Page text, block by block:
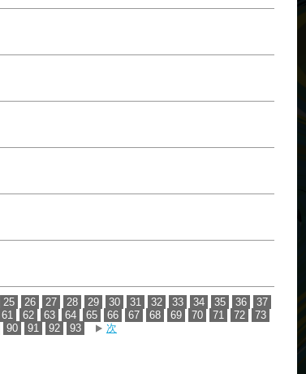
25 26 27 28 29 30 31 32 33 34 35 36
37
61 62 63 64 65 66 67 68 69 70 71 72
73
90 91 92 93 次